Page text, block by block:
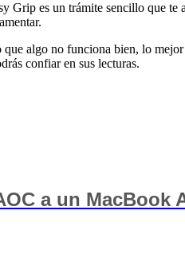
Grip es un trámite sencillo que
algo no funciona bien, lo
confiar en sus lecturas.
a un MacBook